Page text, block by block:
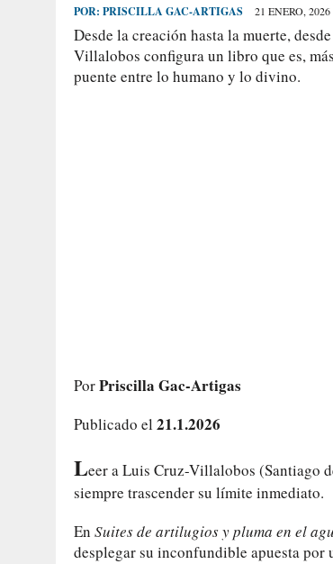
POR: PRISCILLA GAC-ARTIGAS 21 ENERO, 2026
Desde la creación hasta la muerte,
Villalobos configura un libro que es,
puente entre lo humano y lo divino.
PorPriscilla Gac-Artigas
Publicado el 21.1.2026
Leer a Luis Cruz-Villalobos (Santiago
siempre trascender su límite inmediato.
En Suites de artilugios y pluma en el
desplegar su inconfundible apuesta por